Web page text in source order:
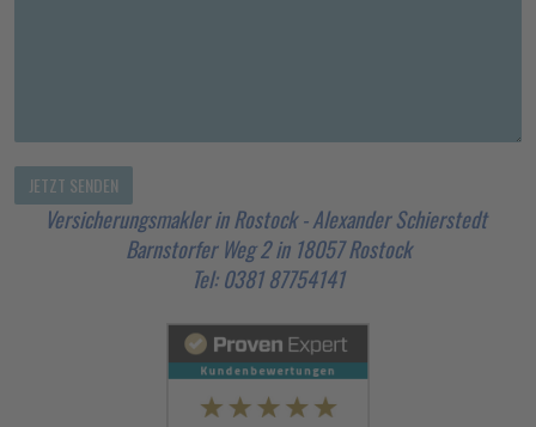
Versicherungsmakler in Rostock - Alexander Schierstedt
Barnstorfer Weg 2 in 18057 Rostock
Tel: 0381 87754141